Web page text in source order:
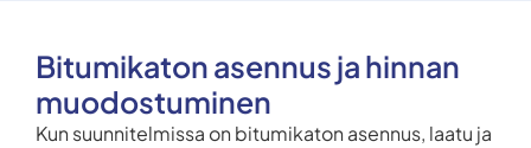
Bitumikaton asennus ja hinnan
muodostuminen
Kun suunnitelmissa on bitumikaton asennus, laatu ja